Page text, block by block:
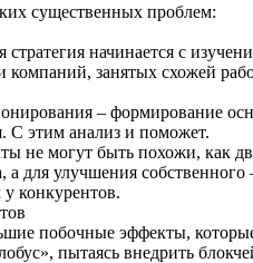
существенных проблем:
начинается с
занятых схожей
– формирование
С этим анализ и поможет.
не могут быть похожи, как
а для улучшения
конкурентов.
побочные эффекты,
пытаясь внедрить